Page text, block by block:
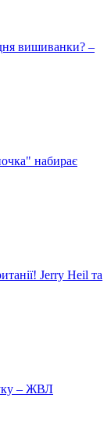
вишиванки? –
набирає
Jerry Heil та
– ЖВЛ